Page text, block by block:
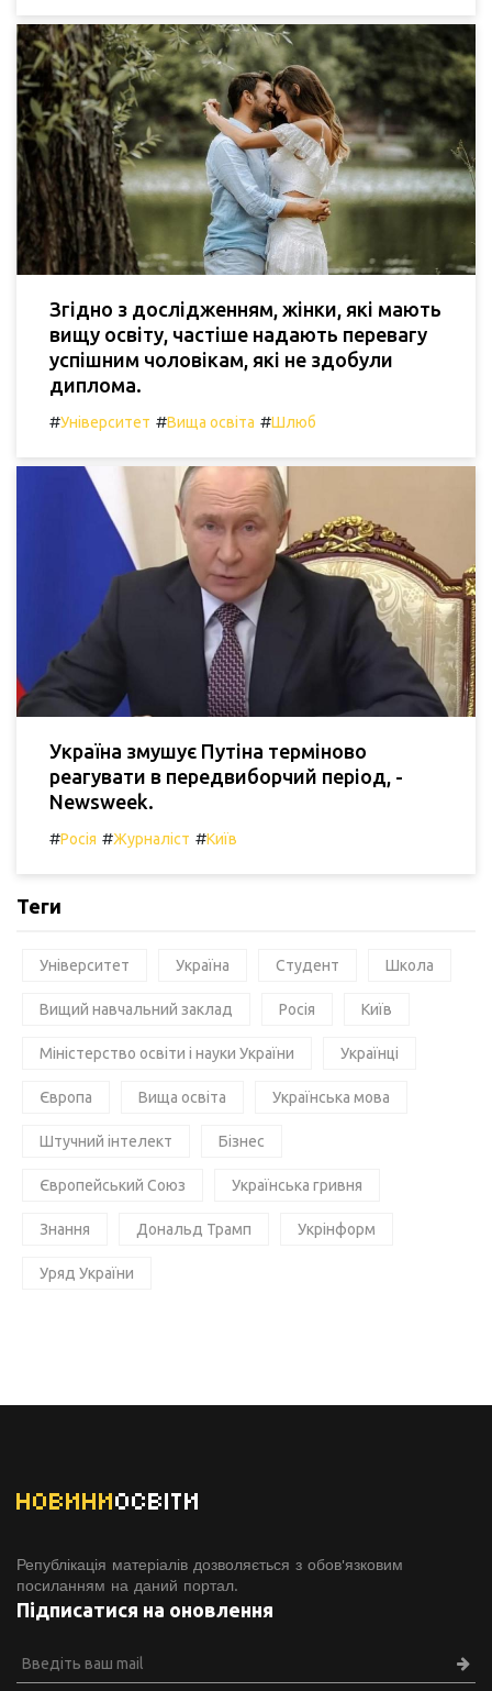
Згідно з дослідженням, жінки, які мають
вищу освіту, частіше надають перевагу
успішним чоловікам, які не здобули
диплома.
#Університет #Вища освіта #Шлюб
Україна змушує Путіна терміново
реагувати в передвиборчий період, -
Newsweek.
#Росія #Журналіст #Київ
Теги
Університет Україна Студент Школа
Вищий навчальний заклад Росія Київ
Міністерство освіти і науки України Українці
Європа Вища освіта Українська мова
Штучний інтелект Бізнес
Європейський Союз Українська гривня
Знання Дональд Трамп Укрінформ
Уряд України
НОВИНИОСВІТИ
Републікація матеріалів дозволяється з обов'язковим
посиланням на даний портал.
Підписатися на оновлення